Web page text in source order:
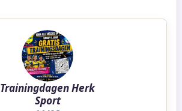
Trainingdagen Herk
Sport